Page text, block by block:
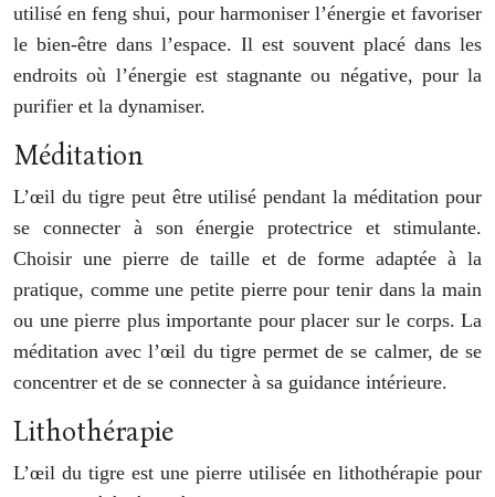
utilisé en feng shui, pour harmoniser l’énergie et favoriser
le bien-être dans l’espace. Il est souvent placé dans les
endroits où l’énergie est stagnante ou négative, pour la
purifier et la dynamiser.
Méditation
L’œil du tigre peut être utilisé pendant la méditation pour
se connecter à son énergie protectrice et stimulante.
Choisir une pierre de taille et de forme adaptée à la
pratique, comme une petite pierre pour tenir dans la main
ou une pierre plus importante pour placer sur le corps. La
méditation avec l’œil du tigre permet de se calmer, de se
concentrer et de se connecter à sa guidance intérieure.
Lithothérapie
L’œil du tigre est une pierre utilisée en lithothérapie pour